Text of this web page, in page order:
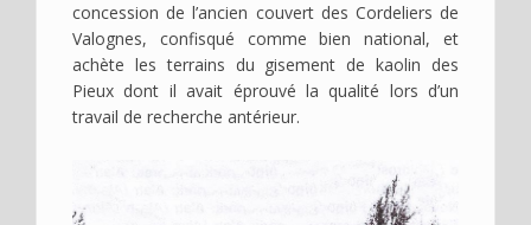
concession de l’ancien couvert des Cordeliers de
Valognes, confisqué comme bien national, et
achète les terrains du gisement de kaolin des
Pieux dont il avait éprouvé la qualité lors d’un
travail de recherche antérieur.
Image